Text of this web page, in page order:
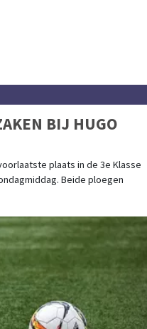
BIJ HUGO
plaats in de 3e Klasse
Beide ploegen